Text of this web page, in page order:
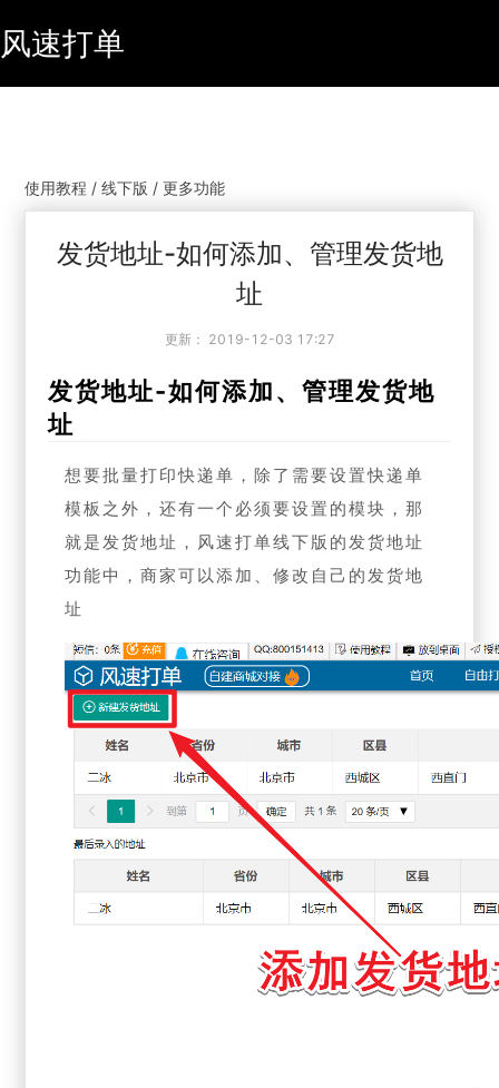
风速打单
使用教程 / 线下版 / 更多功能
发货地址-如何添加、管理发货地
址
更新： 2019-12-03 17:27
发货地址-如何添加、管理发货地
址
想要批量打印快递单，除了需要设置快递单
模板之外，还有一个必须要设置的模块，那
就是发货地址，风速打单线下版的发货地址
功能中，商家可以添加、修改自己的发货地
址